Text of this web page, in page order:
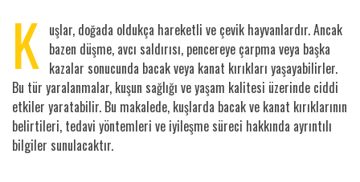
K uşlar, doğada oldukça hareketli ve çevik hayvanlardır. Ancak
bazen düşme, avcı saldırısı, pencereye çarpma veya başka
kazalar sonucunda bacak veya kanat kırıkları yaşayabilirler.
Bu tür yaralanmalar, kuşun sağlığı ve yaşam kalitesi üzerinde ciddi
etkiler yaratabilir. Bu makalede, kuşlarda bacak ve kanat kırıklarının
belirtileri, tedavi yöntemleri ve iyileşme süreci hakkında ayrıntılı
bilgiler sunulacaktır.